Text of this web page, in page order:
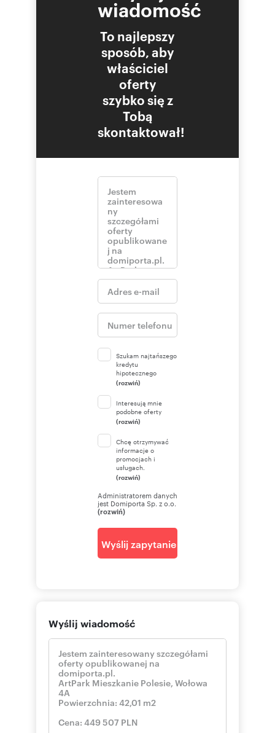
wiadomość
To najlepszy
sposób, aby
właściciel
oferty
szybko się z
Tobą
skontaktował!
Szukam najtańszego
kredytu
hipotecznego
(rozwiń)
Interesują mnie
podobne oferty
(rozwiń)
Chcę otrzymywać
informacje o
promocjach i
usługach.
(rozwiń)
Administratorem danych
jest Domiporta Sp. z o.o.
(rozwiń)
Wyślij zapytanie
Wyślij wiadomość